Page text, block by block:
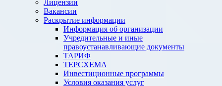
Лицензии
Вакансии
Раскрытие информации
Информация об организации
Учредительные и иные
правоустанавливающие документы
ТАРИФ
ТЕРСХЕМА
Инвестиционные программы
Условия оказания услуг